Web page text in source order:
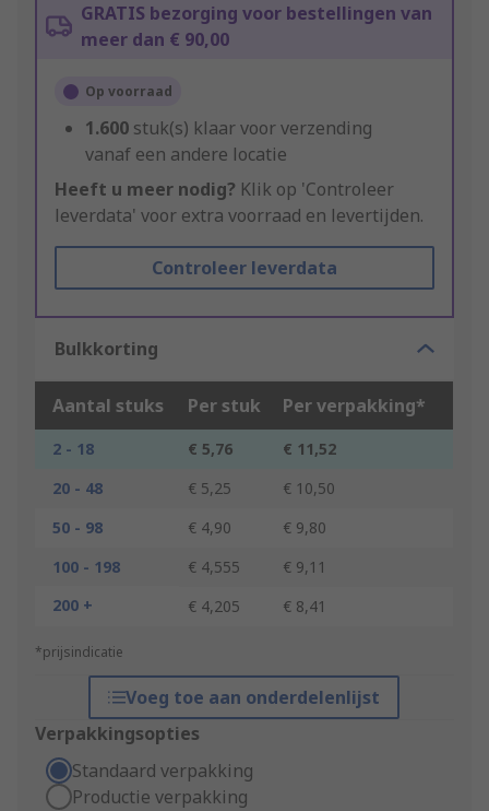
GRATIS bezorging voor bestellingen van
meer dan € 90,00
Op voorraad
1.600 stuk(s) klaar voor verzending
vanaf een andere locatie
Heeft u meer nodig? Klik op 'Controleer
leverdata' voor extra voorraad en levertijden.
Controleer leverdata
Bulkkorting
Aantal stuks Per stuk Per verpakking*
2 - 18 € 5,76
€ 11,52
20 - 48
€ 5,25
€ 10,50
50 - 98
€ 4,90
€ 9,80
100 - 198
€ 4,555
€ 9,11
200 +
€ 4,205 € 8,41
*prijsindicatie
Voeg toe aan onderdelenlijst
Verpakkingsopties
Standaard verpakking
Productie verpakking